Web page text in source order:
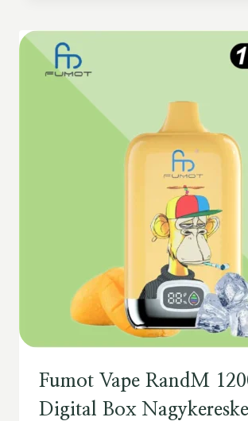
Fumot Vape RandM
Digital Box